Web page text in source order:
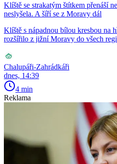
Klíště se strakatým štítkem přenáší
neslyšela. A šíří se z Moravy dál
Klíště s nápadnou bílou kresbou na
rozšířilo z jižní Moravy do všech
Chalupáři-Zahrádkáři
dnes, 14:39
4 min
Reklama